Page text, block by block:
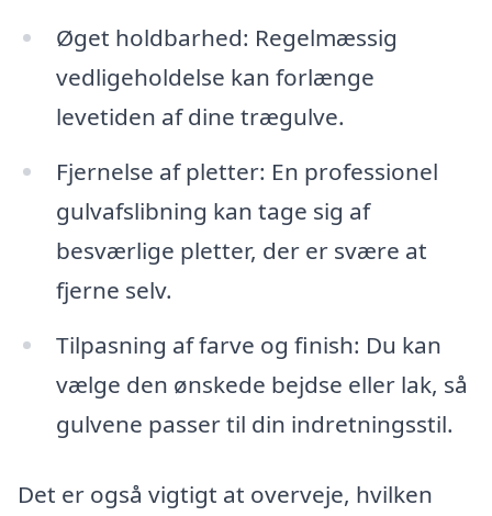
Øget holdbarhed: Regelmæssig
vedligeholdelse kan forlænge
levetiden af dine trægulve.
Fjernelse af pletter: En professionel
gulvafslibning kan tage sig af
besværlige pletter, der er svære at
fjerne selv.
Tilpasning af farve og finish: Du kan
vælge den ønskede bejdse eller lak, så
gulvene passer til din indretningsstil.
Det er også vigtigt at overveje, hvilken